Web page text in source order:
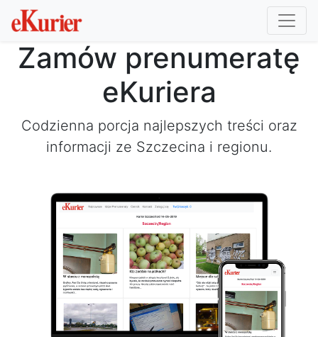
Zamów prenumeratę
eKuriera
Codzienna porcja najlepszych treści oraz
informacji ze Szczecina i regionu.